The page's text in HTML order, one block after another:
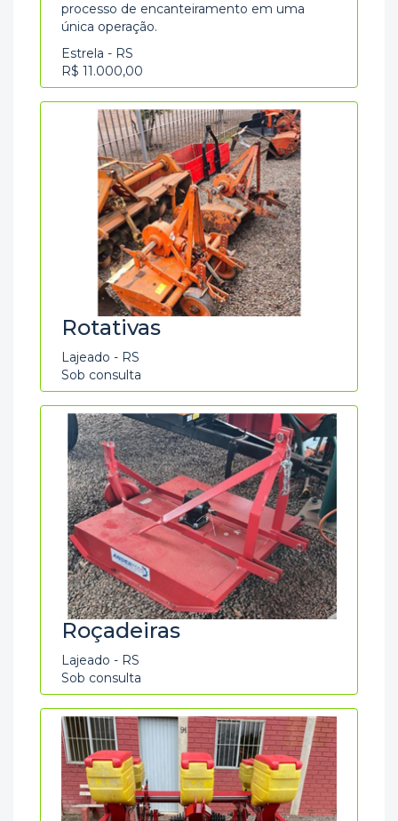
processo de encanteiramento em uma
única operação.
Estrela - RS
R$ 11.000,00
Rotativas
Lajeado - RS
Sob consulta
Roçadeiras
Lajeado - RS
Sob consulta